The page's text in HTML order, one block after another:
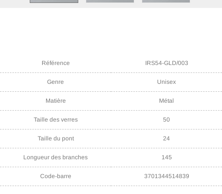
Référence IRS54-GLD/003
Genre Unisex
Matière Métal
Taille des verres 50
Taille du pont 24
Longueur des branches 145
Code-barre 3701344514839